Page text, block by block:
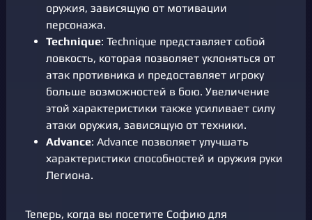
оружия, зависящую от мотивации
персонажа.
Technique: Technique представляет собой
ловкость, которая позволяет уклоняться от
атак противника и предоставляет игроку
больше возможностей в бою. Увеличение
этой характеристики также усиливает силу
атаки оружия, зависящую от техники.
Advance: Advance позволяет улучшать
характеристики способностей и оружия руки
Легиона.
Теперь, когда вы посетите Софию для